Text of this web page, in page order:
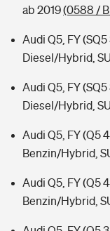
ab 2019(0588 /
Audi Q5, FY
Diesel/Hybrid,
Audi Q5, FY
Diesel/Hybrid,
Audi Q5, FY (Q5
Benzin/Hybrid,
Audi Q5, FY (Q5
Benzin/Hybrid,